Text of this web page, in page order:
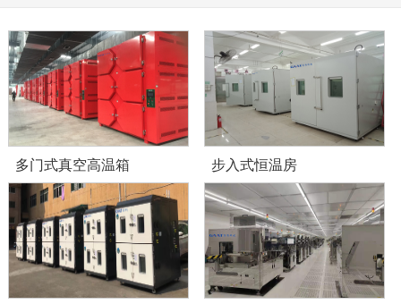
多门式真空高温箱 步入式恒温房